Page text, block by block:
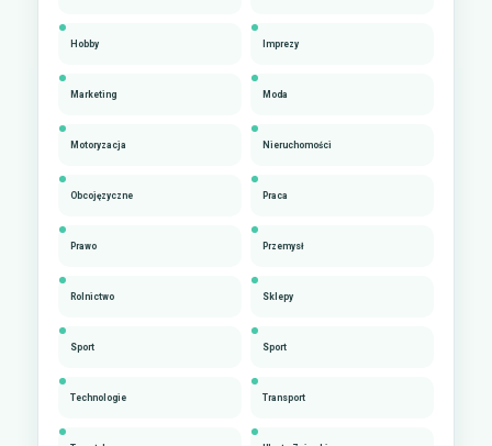
Hobby Imprezy
Marketing Moda
Motoryzacja Nieruchomości
Obcojęzyczne Praca
Prawo Przemysł
Rolnictwo Sklepy
Sport Sport
Technologie Transport